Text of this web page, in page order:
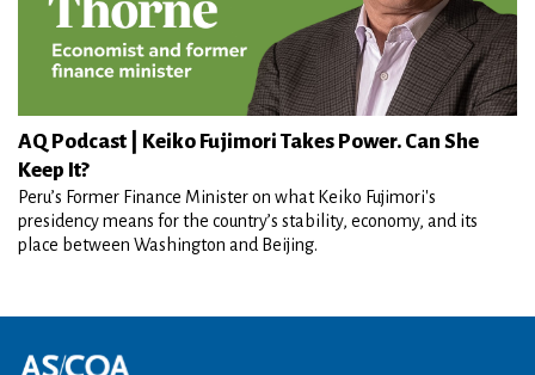
AQ Podcast | Keiko Fujimori Takes Power. Can She
Keep It?
Peru’s Former Finance Minister on what Keiko Fujimori's
presidency means for the country’s stability, economy, and its
place between Washington and Beijing.